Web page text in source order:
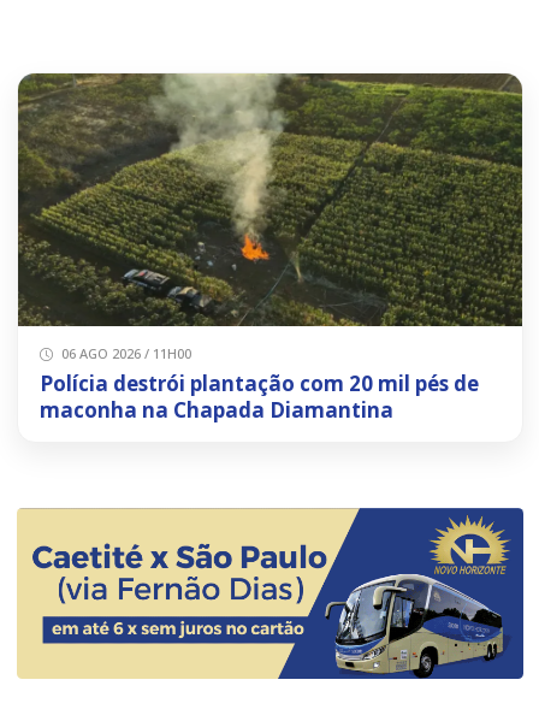
06 AGO 2026 / 11H00
Polícia destrói plantação com 20 mil pés de
maconha na Chapada Diamantina